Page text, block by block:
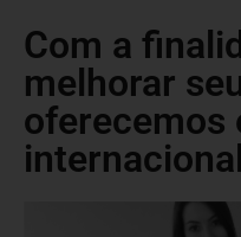
Com a
melhorar
oferecemos